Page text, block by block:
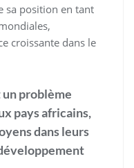
sa position en tant
croissante dans le
problème
pays africains,
dans leurs